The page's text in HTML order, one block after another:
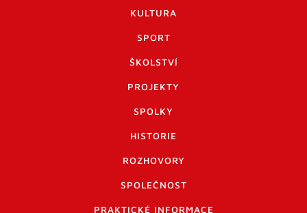
KULTURA
SPORT
ŠKOLSTVÍ
PROJEKTY
SPOLKY
HISTORIE
ROZHOVORY
SPOLEČNOST
PRAKTICKÉ INFORMACE